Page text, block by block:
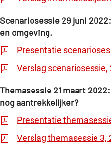
Scenariosessie 29 juni
en omgeving.
Presentatie
Verslag scenariosessie,
Themasessie 21 maart
nog aantrekkelijker?
Presentatie
Verslag themasessie 3,